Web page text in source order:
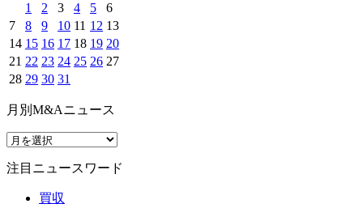
1
2 3 4 5
6
7
8 9 10 11 12 13
14 15 16 17 18 19 20
21 22 23 24 25 26 27
28 29 30 31
月別M&Aニュース
注目ニュースワード
買収